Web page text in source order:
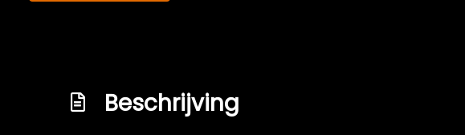
Parkeersensor achter
Beschrijving